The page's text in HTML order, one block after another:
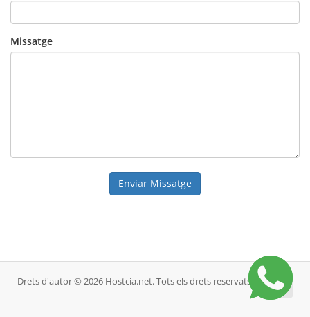
Missatge
Enviar Missatge
Drets d'autor © 2026 Hostcia.net. Tots els drets reservats.